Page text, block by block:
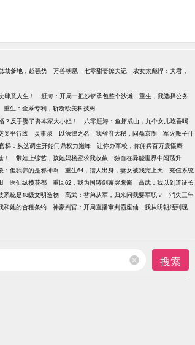
裁爹地，超强势 万兽朝凰 七零甜妻撩夫记
农女太彪悍：夫君，
肆意人生！ 赶海：开局一把沙铲承包整个沙滩
重生，我选择公务
重生：全系专利，斩断欧美科技树
？反手娶了资本家大小姐！
八零赶海：鱼虾成山，九个女儿吃香喝
叉平行线 灵事录 以法律之名 我省府大秘，问鼎京圈
军火贩子什
梯：从选调生开始问鼎权力巅峰
让你办军校，你佣兵百万震慑鹰
！ 带娃上综艺，孩她妈杨蜜求我收敛
独自在异能世界中闯荡升
：但我养的是邪神啊 重生64，猎人出身，妻女被我宠上天
充值系统
医仙纵横花都 重回62，我为国铸剑薅哭鹰酱
高武：我以剑道证长
系统是18级文明造物 高武：替弟从军，归来问我要军职？
消失三年
和她的合租条约 神豪判官：开局直播审判霸座仙
我从明朝活到现
搜索